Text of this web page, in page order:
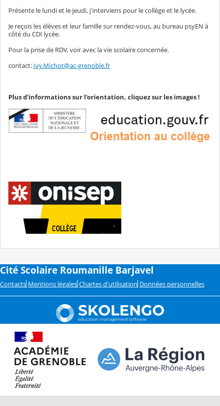
Présente le lundi et le jeudi, j'interviens pour le collège et le lycée.
Je reçois les élèves et leur famille sur rendez-vous, au bureau psyEN à
côté du CDI lycée.
Pour la prise de RDV, voir avec la vie scolaire concernée.
contact: Ivy.Michot@ac-grenoble.fr
Plus d'informations sur l'orientation, cliquez sur les images !
Cité Scolaire Roumanille Barjavel
Contacts Mentions légales Chartes d'utilisation Données personnelles